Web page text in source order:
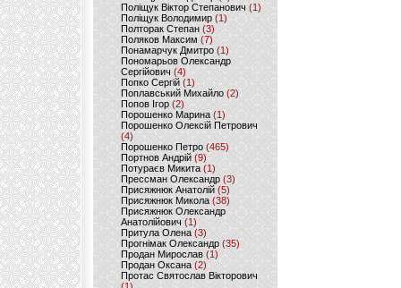
Поліщук Віктор Степанович(1)
Поліщук Володимир (1)
Полторак Степан(3)
Поляков Максим (7)
Понамарчук Дмитро (1)
Пономарьов Олександр
Сергійович(4)
Попко Сергій (1)
Поплавський Михайло (2)
Попов Ігор(2)
Порошенко Марина (1)
Порошенко Олексій Петрович
(4)
Порошенко Петро (465)
Портнов Андрій (9)
Потураєв Микита(1)
Прессман Олександр(3)
Присяжнюк Анатолій (5)
Присяжнюк Микола (38)
Присяжнюк Олександр
Анатолійович (1)
Притула Олена (3)
Прогнімак Олександр(35)
Продан Мирослав(1)
Продан Оксана (2)
Протас Святослав Вікторович